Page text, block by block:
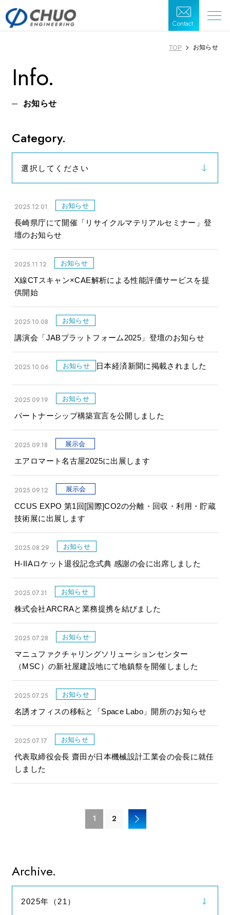
Contact.
TOP お知らせ
Info.
お知らせ
Category.
選択してください
お知らせ
2025.12.01 お知らせ
長崎県庁にて開催「リサイクルマテリアルセミナー」登
壇のお知らせ
2025.11.12 お知らせ
X線CTスキャン×CAE解析による性能評価サービスを提
供開始
2025.10.08 お知らせ
講演会「JABプラットフォーム2025」登壇のお知らせ
2025.10.06 お知らせ 日本経済新聞に掲載されました
2025.09.19 お知らせ
パートナーシップ構築宣言を公開しました
2025.09.18 展示会
エアロマート名古屋2025に出展します
2025.09.12 展示会
CCUS EXPO 第1回[国際]CO2の分離・回収・利用・貯蔵
技術展に出展します
2025.08.29 お知らせ
H-IIAロケット退役記念式典 感謝の会に出席しました
2025.07.31 お知らせ
株式会社ARCRAと業務提携を結びました
2025.07.28 お知らせ
マニュファクチャリングソリューションセンター
（MSC）の新社屋建設地にて地鎮祭を開催しました
2025.07.25 お知らせ
名誘オフィスの移転と「Space Labo」開所のお知らせ
2025.07.17 お知らせ
代表取締役会長 齋田が日本機械設計工業会の会長に就任
しました
1 2
Archive.
2025年（21）